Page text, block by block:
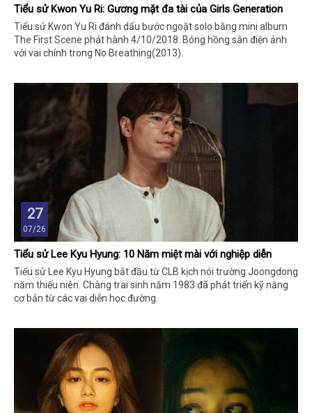
Tiểu sử Kwon Yu Ri: Gương mặt đa tài của Girls Generation
Tiểu sử Kwon Yu Ri đánh dấu bước ngoặt solo bằng mini album
The First Scene phát hành 4/10/2018. Bóng hồng sân điện ảnh
với vai chính trong No Breathing(2013).
27
07/26
Tiểu sử Lee Kyu Hyung: 10 Năm miệt mài với nghiệp diễn
Tiểu sử Lee Kyu Hyung bắt đầu từ CLB kịch nói trường Joongdong
năm thiếu niên. Chàng trai sinh năm 1983 đã phát triển kỹ năng
cơ bản từ các vai diễn học đường.